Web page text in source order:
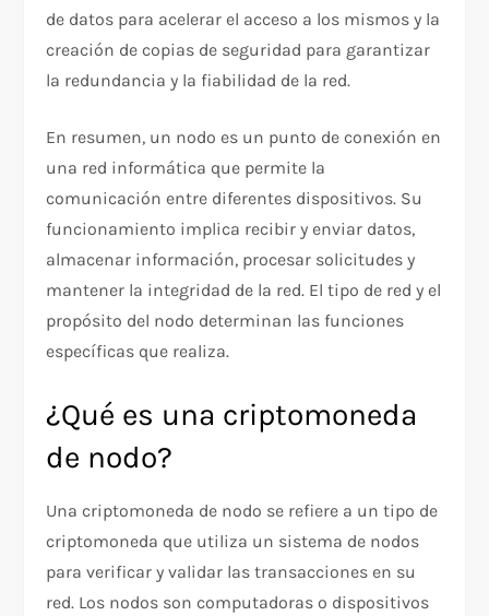
de datos para acelerar el acceso a los mismos y la
creación de copias de seguridad para garantizar
la redundancia y la fiabilidad de la red.
En resumen, un nodo es un punto de conexión en
una red informática que permite la
comunicación entre diferentes dispositivos. Su
funcionamiento implica recibir y enviar datos,
almacenar información, procesar solicitudes y
mantener la integridad de la red. El tipo de red y el
propósito del nodo determinan las funciones
específicas que realiza.
¿Qué es una criptomoneda
de nodo?
Una criptomoneda de nodo se refiere a un tipo de
criptomoneda que utiliza un sistema de nodos
para verificar y validar las transacciones en su
red. Los nodos son computadoras o dispositivos